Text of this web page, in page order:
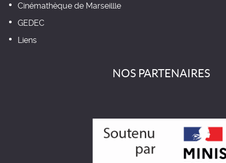
Cinémathèque de Marseillle
GEDEC
Liens
NOS PARTENAIRES